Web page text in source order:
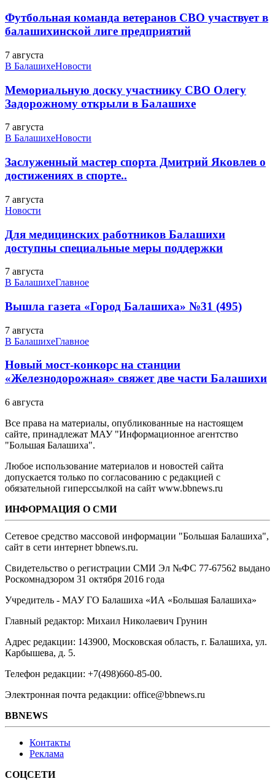
Футбольная команда ветеранов СВО участвует в
балашихинской лиге предприятий
7 августа
В БалашихеНовости
Мемориальную доску участнику СВО Олегу
Задорожному открыли в Балашихе
7 августа
В БалашихеНовости
Заслуженный мастер спорта Дмитрий Яковлев о
достижениях в спорте..
7 августа
Новости
Для медицинских работников Балашихи
доступны специальные меры поддержки
7 августа
В БалашихеГлавное
Вышла газета «Город Балашиха» №31 (495)
7 августа
В БалашихеГлавное
Новый мост-конкорс на станции
«Железнодорожная» свяжет две части Балашихи
6 августа
Все права на материалы, опубликованные на настоящем
сайте, принадлежат МАУ "Информационное агентство
"Большая Балашиха".
Любое использование материалов и новостей сайта
допускается только по согласованию с редакцией с
обязательной гиперссылкой на сайт www.bbnews.ru
ИНФОРМАЦИЯ О СМИ
Сетевое средство массовой информации "Большая Балашиха",
сайт в сети интернет bbnews.ru.
Свидетельство о регистрации СМИ Эл №ФС ‎77-67562 выдано
Роскомнадзором 31 октября 2016 года
Учредитель - МАУ ГО Балашиха «ИА «Большая Балашиха»
Главный редактор: Михаил Николаевич Грунин
Адрес редакции: 143900, Московская область, г. Балашиха, ул.
Карбышева, д. 5.
Телефон редакции: +7(498)660-85-00.
Электронная почта редакции: office@bbnews.ru
BBNEWS
Контакты
Реклама
СОЦСЕТИ